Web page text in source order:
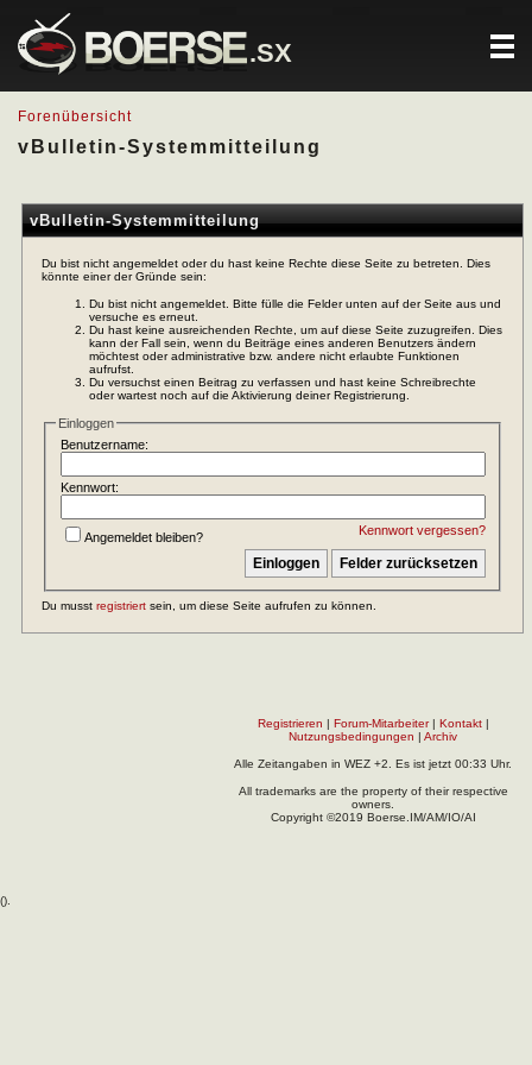
.SX
Forenübersicht
vBulletin-Systemmitteilung
vBulletin-Systemmitteilung
Du bist nicht angemeldet oder du hast keine Rechte diese Seite zu betreten. Dies
könnte einer der Gründe sein:
Du bist nicht angemeldet. Bitte fülle die Felder unten auf der Seite aus und
versuche es erneut.
Du hast keine ausreichenden Rechte, um auf diese Seite zuzugreifen. Dies
kann der Fall sein, wenn du Beiträge eines anderen Benutzers ändern
möchtest oder administrative bzw. andere nicht erlaubte Funktionen
aufrufst.
Du versuchst einen Beitrag zu verfassen und hast keine Schreibrechte
oder wartest noch auf die Aktivierung deiner Registrierung.
Einloggen
Benutzername:
Kennwort:
Kennwort vergessen?
Angemeldet bleiben?
Du musst registriert sein, um diese Seite aufrufen zu können.
Registrieren | Forum-Mitarbeiter| Kontakt|
Nutzungsbedingungen | Archiv
Alle Zeitangaben in WEZ +2. Es ist jetzt 00:33 Uhr.
All trademarks are the property of their respective
owners.
Copyright ©2019 Boerse.IM/AM/IO/AI
().